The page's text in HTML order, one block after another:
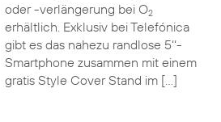
oder -verlängerung bei O2
erhältlich. Exklusiv bei Telefónica
gibt es das nahezu randlose 5‘‘-
Smartphone zusammen mit einem
gratis Style Cover Stand im […]